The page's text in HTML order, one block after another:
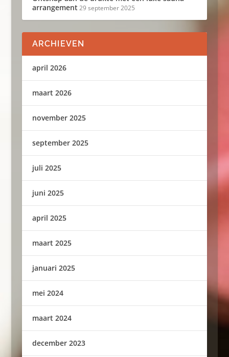
arrangement 29 september 2025
ARCHIEVEN
april 2026
maart 2026
november 2025
september 2025
juli 2025
juni 2025
april 2025
maart 2025
januari 2025
mei 2024
maart 2024
december 2023